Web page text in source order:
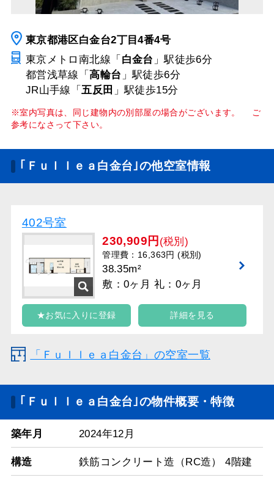
東京都港区白金台2丁目4番4号
東京メトロ南北線「 白金台 」駅徒歩6分
都営浅草線「高輪台 」駅徒歩6分
JR山手線「 五反田 」駅徒歩15分
※室内写真は、同じ建物内の別部屋の場合がございます。 ご
参考になさって下さい。
｢Ｆｕｌｌｅａ白金台｣の他空室情報
402号室
230,909円 (税別)
管理費：16,363円 (税別)
38.35m²
敷：0ヶ月 礼：0ヶ月
★お気に入りに登録 詳細を見る
「Ｆｕｌｌｅａ白金台」の空室一覧
｢Ｆｕｌｌｅａ白金台｣の物件概要・特徴
築年月 2024年12月
構造 鉄筋コンクリート造（RC造） 4階建